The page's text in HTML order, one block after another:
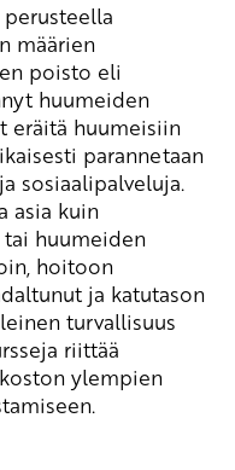
määrien
poisto eli
huumeiden
eräitä huumeisiin
parannetaan
sosiaalipalveluja.
asia kuin
huumeiden
hoitoon
ja katutason
turvallisuus
riittää
ylempien